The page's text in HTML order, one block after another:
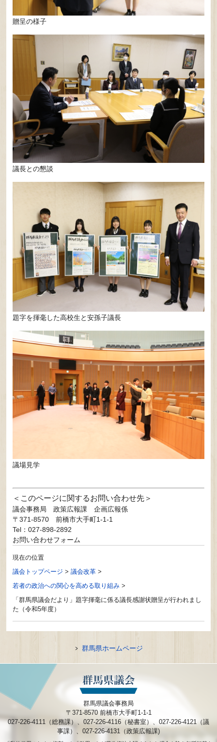
贈呈の様子
議長との懇談
題字を揮毫した高校生と安孫子議長
議場見学
このページに関するお問い合わせ先
議会事務局
政策広報課 企画広報係
〒371-8570
前橋市大手町1-1-1
Tel：027-898-2892
お問い合わせフォーム
現在の位置
議会トップページ >議会改革 >
若者の政治への関心を高める取り組み >
「群馬県議会だより」題字揮毫に係る議長感謝状贈呈が行われまし
た（令和5年度）
群馬県ホームページ
群馬県議会事務局
〒371-8570 前橋市大手町1-1-1
027-226-4111（総務課）、027-226-4116（秘書室）、027-226-4121（議
事課）、027-226-4131（政策広報課)